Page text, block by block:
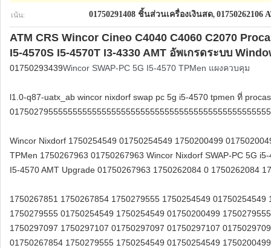
เน้น: 01750291408 ชิ้นส่วนเครื่องเงินสด, 01750262106
ATM CRS Wincor Cineo C4040 C4060 C2070
I5-4570S I5-4570T I3-4330 AMT อัพเกรดระบบ
01750293439Wincor SWAP-PC 5G I5-4570 TPMen แผงควบคุม
l1.0-q87-uatx_ab wincor nixdorf swap pc 5g i5-4570 tpmen ที่
Wincor Nixdorf 1750254549 01750254549 1750200499
TPMen 1750267963 01750267963 Wincor Nixdorf SWAP-PC 5G
I5-4570 AMT Upgrade 01750267963 1750262084 0 1750262084
1750267851 1750267854 1750279555 1750254549
1750279555 01750254549 1750254549 01750200499
1750297097 1750297107 01750297097 01750297107
01750267854 1750279555 1750254549 01750254549